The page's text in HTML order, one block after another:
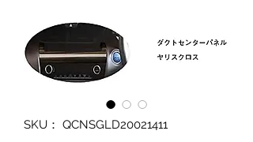
SKU： QCNSGLD20021411